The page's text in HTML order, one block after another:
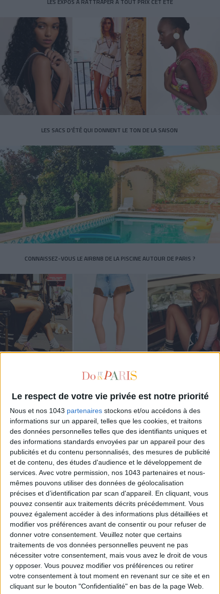
Le respect de votre vie privée est notre priorité
Nous et nos 1043 partenaires stockons et/ou accédons à des
informations sur un appareil, telles que les cookies, et traitons
des données personnelles telles que des identifiants uniques et
des informations standards envoyées par un appareil pour des
publicités et du contenu personnalisés, des mesures de publicité
et de contenu, des études d'audience et le développement de
services. Avec votre permission, nos 1043 partenaires et nous-
mêmes pouvons utiliser des données de géolocalisation
précises et d’identification par scan d'appareil. En cliquant, vous
pouvez consentir aux traitements décrits précédemment. Vous
pouvez également accéder à des informations plus détaillées et
modifier vos préférences avant de consentir ou pour refuser de
donner votre consentement. Veuillez noter que certains
traitements de vos données personnelles peuvent ne pas
nécessiter votre consentement, mais vous avez le droit de vous
y opposer. Vous pouvez modifier vos préférences ou retirer
votre consentement à tout moment en revenant sur ce site et en
cliquant sur le bouton "Confidentialité" en bas de la page Web.
LES SACS D’ÉTÉ QUI DONNENT LE TON DE LA SAISON
CONNAISSEZ-VOUS LE AIRBNB DE LA PISCINE AUTOUR DE PARIS ?
Inscrivez-vous à notre newsletter
S'INSCRIRE